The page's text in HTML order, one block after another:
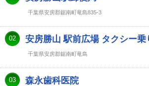
千葉県安房郡鋸南町竜島835-3
02 安房勝山 駅前広場 タクシー乗
千葉県安房郡鋸南町竜島
03 森永歯科医院